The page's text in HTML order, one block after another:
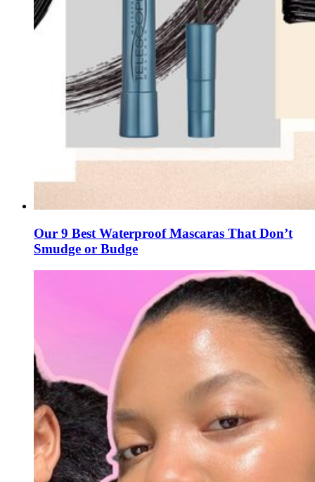
Our 9 Best Waterproof Mascaras That Don’t
Smudge or Budge